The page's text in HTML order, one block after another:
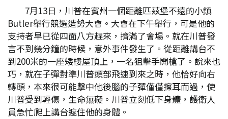
7月13日，川普在賓州一個距離匹茲堡不遠的小鎮
Butler舉行競選造勢大會。大會在下午舉行，可是他的
支持者早已從四面八方趕來，擠滿了會場。就在川普發
言不到幾分鐘的時候，意外事件發生了。從距離講台不
到200米的一座矮樓屋頂上，一名狙擊手開槍了。說來也
巧，就在子彈對準川普頭部飛速到來之時，他恰好向右
轉頭，本來很可能擊中他後腦的子彈僅僅擦耳而過，使
川普受到輕傷，生命無礙。川普立刻低下身體，護衛人
員急忙爬上講台遮住他的身體。